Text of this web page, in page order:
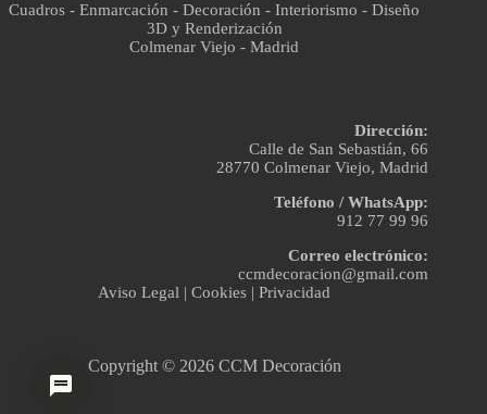
Cuadros - Enmarcación - Decoración - Interiorismo - Diseño
3D y Renderización
Colmenar Viejo - Madrid
Dirección:
Calle de San Sebastián, 66
28770 Colmenar Viejo, Madrid
Teléfono / WhatsApp:
912 77 99 96
Correo electrónico:
ccmdecoracion@gmail.com
Aviso Legal |Cookies |Privacidad
Copyright © 2026 CCM Decoración